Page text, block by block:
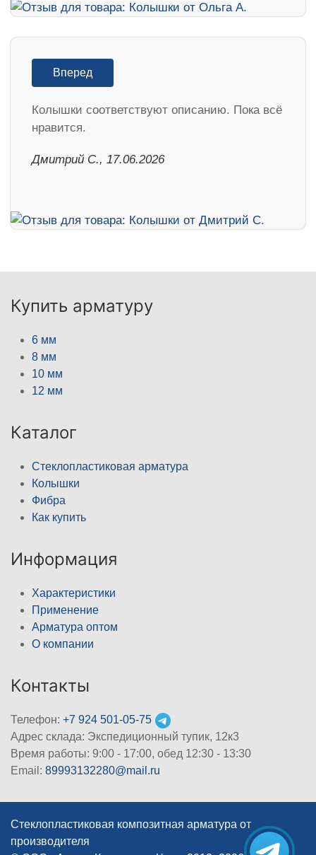
Вперед
Колышки соответствуют описанию. Пока всё
нравится.
Дмитрий С., 17.06.2026
Купить арматуру
6 мм
8 мм
10 мм
12 мм
Каталог
Стеклопластиковая арматура
Колышки
Фибра
Как купить
Информация
Характеристики
Применение
Арматура оптом
О компании
Контакты
Телефон: +7 924 501-05-75
Адрес склада: Экспедиционный тупик, 12к3
Время работы: 9:00 - 17:00, обед 12:30 - 13:30
Email: 89993132280@mail.ru
Стеклопластиковая композитная арматура от
производителя